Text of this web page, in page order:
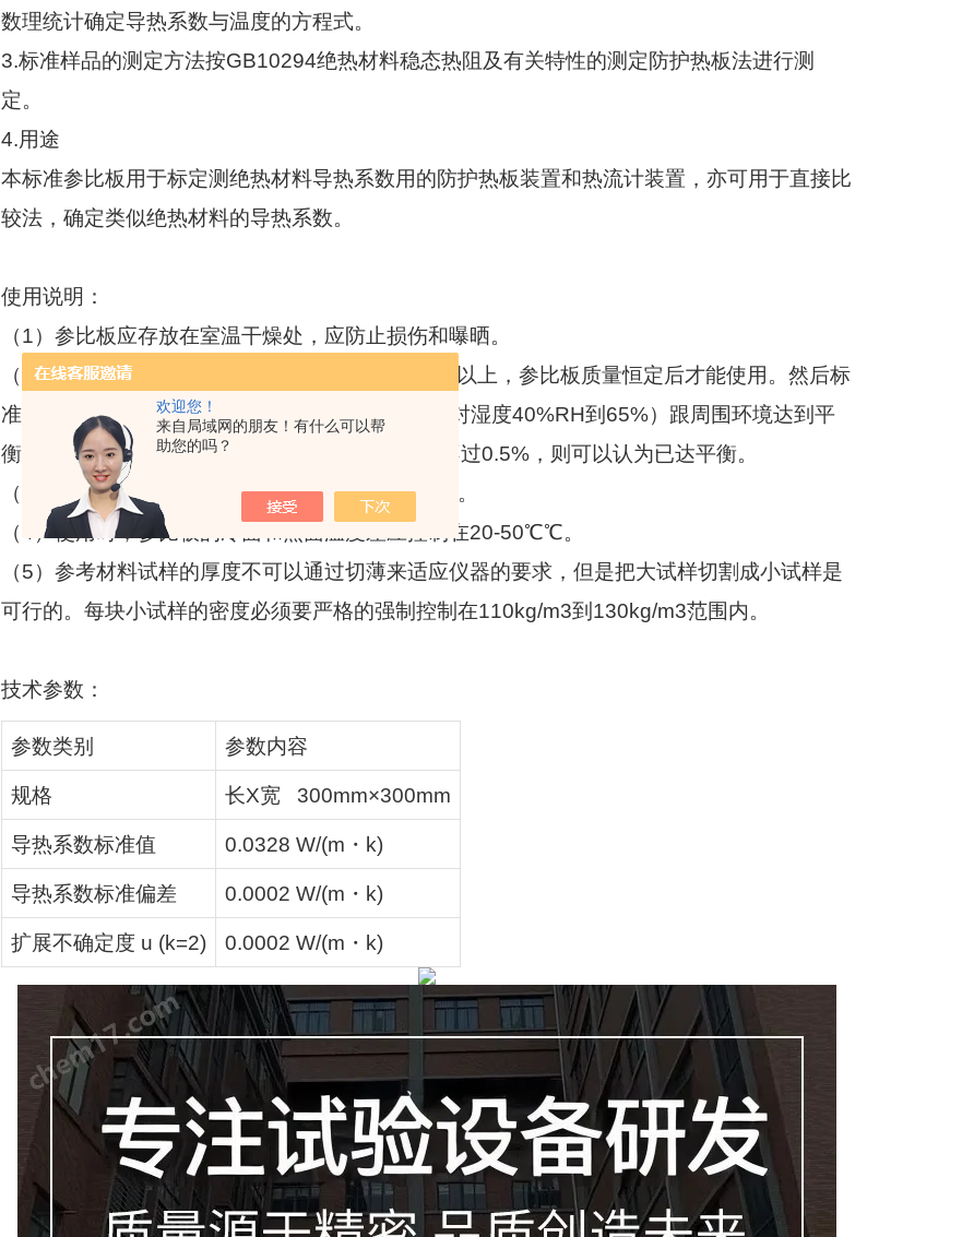
欢迎您！
来自局域网的朋友！有什么可以帮
助您的吗？
数理统计确定导热系数与温度的方程式。
3.标准样品的测定方法按GB10294绝热材料稳态热阻及有关特性的测定防护热板法进行测
定。
4.用途
本标准参比板用于标定测绝热材料导热系数用的防护热板装置和热流计装置，亦可用于直接比
较法，确定类似绝热材料的导热系数。
使用说明：
（1）参比板应存放在室温干燥处，应防止损伤和曝晒。
（
）使用前应在
小时以上，参比板质量恒定后才能使用。然后标
准样品在实验室标准环境（温度
20°℃到 23 ℃，相对湿度40%RH到 65%）跟周围环境达到平
衡后（恒重），如果在24 小时内的两次测试相差不过0.5% ，则可以认为已达平衡。
（
）装置施加在参比板的压力应在 1-2KPa范围内。
（
）使用时，参比板的冷面和热面温度差应控制在20-50℃℃。
（5）参考材料试样的厚度不可以通过切薄来适应仪器的要求，但是把大试样切割成小试样是
可行的。每块小试样的密度必须要严格的强制控制在110kg/m3到 130kg/m3范围内。
技术参数：
参数类别 参数内容
规格 长X宽 300mm×300mm
导热系数标准值 0.0328 W/(m ・ k)
导热系数标准偏差 0.0002 W/(m ・ k)
扩展不确定度 u (k=2) 0.0002 W/(m ・ k)